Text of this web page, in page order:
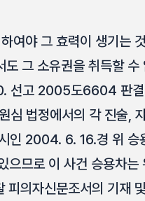
여야 그 효력이 생기는
그 소유권을 취득할
선고 2005도6604 판결
심 법정에서의 각 진술,
인 2004. 6. 16.경 위 승
므로 이 사건 승용차는
의자신문조서의 기재